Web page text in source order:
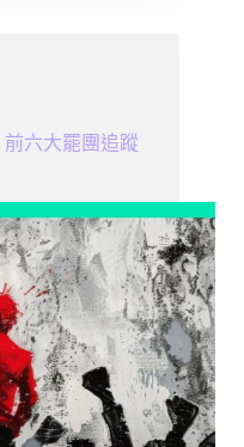
前六大罷團追蹤